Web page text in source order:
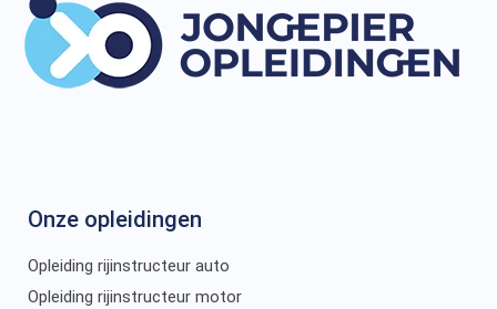
Onze opleidingen
Opleiding rijinstructeur auto
Opleiding rijinstructeur motor